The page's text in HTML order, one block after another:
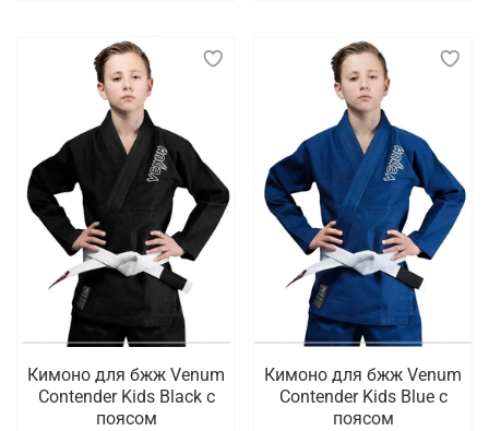
Кимоно для бжж Venum
Contender Kids Black с
поясом
Кимоно для бжж Venum
Contender Kids Blue с
поясом